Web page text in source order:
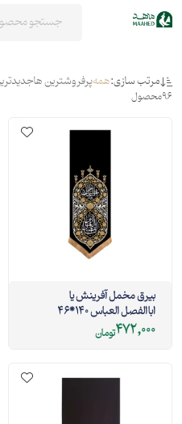
مرتب سازی:همهپرفروشترین ها
96محصول
بیرق مخمل آفرینش یا
اباالفصل العباس 140*46
472,000تومان